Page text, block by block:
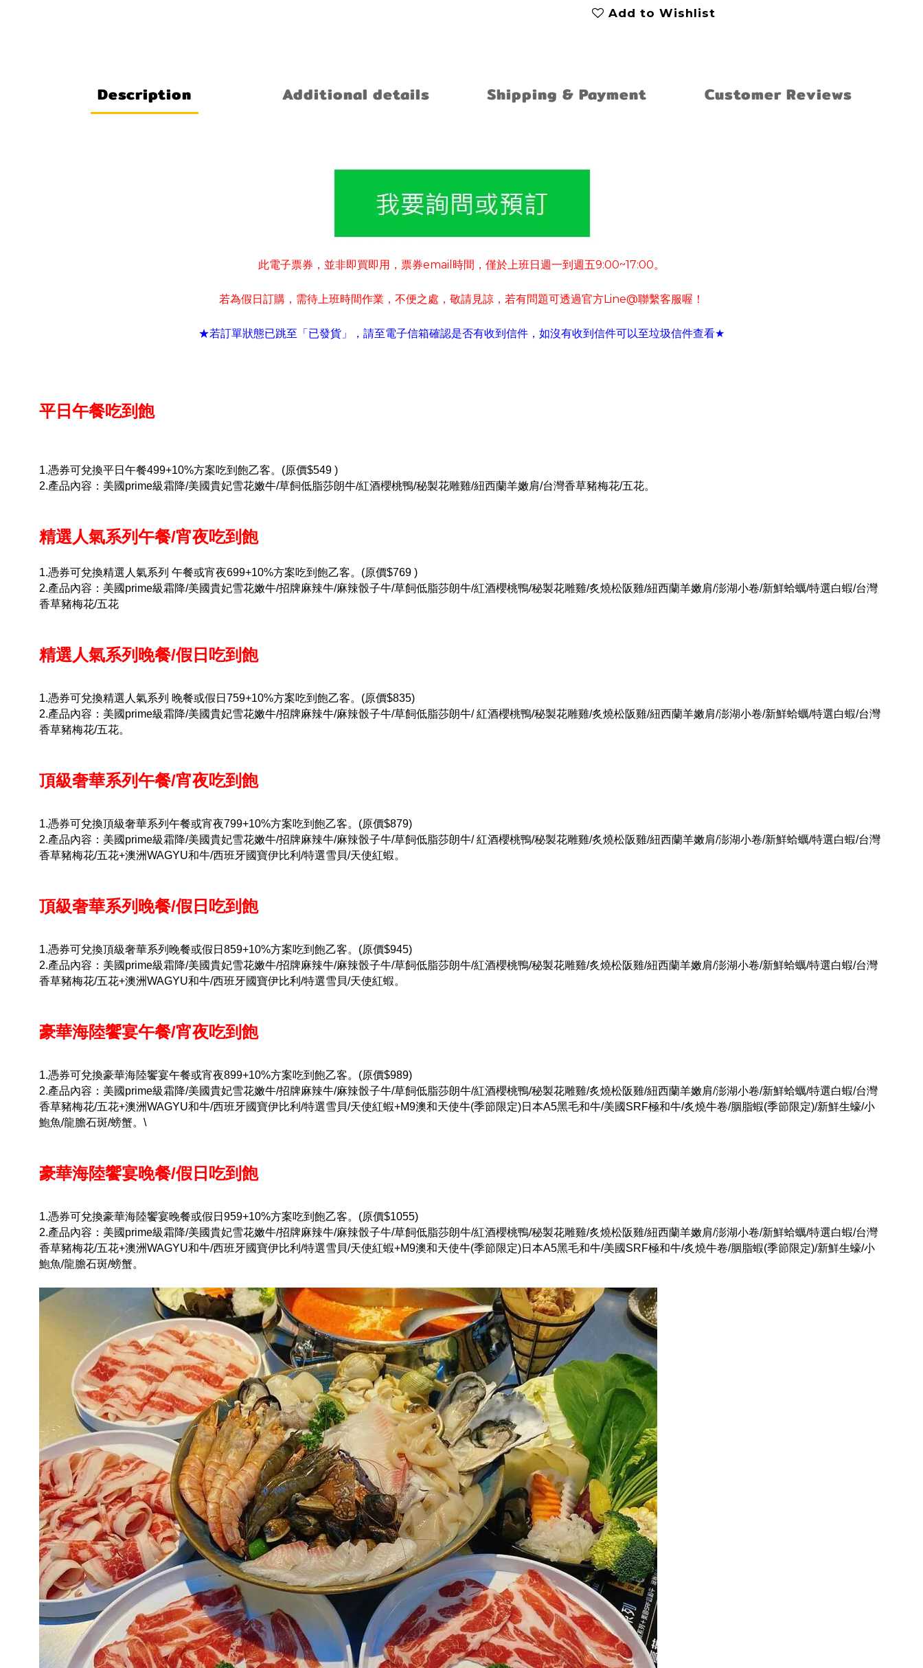
Add to Wishlist
Description Additional details Shipping & Payment Customer Reviews
此電子票券 ， 並非即買即用 ， 票券email 時間 ， 僅於上班日週一到週五9:00~17:00。
若為假日訂購 ， 需待上班時間作業 ， 不便之處 ， 敬請見諒 ， 若有問題可透過官方Line@聯繫客服喔！
★若訂單狀態已跳至「已發貨」 ， 請至電子信箱確認是否有收到信件 ， 如沒有收到信件可以至垃圾信件查看★
平日午餐吃到飽
1.憑券可兌換平日午餐499+10%方案吃到飽乙客。(原價$549 )
2.產品內容：美國prime級霜降/美國貴妃雪花嫩牛/草飼低脂莎朗牛/紅酒櫻桃鴨/秘製花雕雞/紐西蘭羊嫩肩/台灣香草豬梅花/五花。
精選人氣系列午餐/宵夜吃到飽
1.憑券可兌換精選人氣系列 午餐或宵夜699+10%方案吃到飽乙客。(原價$769 )
2.產品內容：美國prime級霜降/美國貴妃雪花嫩牛/招牌麻辣牛/麻辣骰子牛/草飼低脂莎朗牛/紅酒櫻桃鴨/秘製花雕雞/炙燒松阪雞/紐西蘭羊嫩肩/澎湖小卷/新鮮蛤蠣/特選白蝦/台灣
香草豬梅花/五花
精選人氣系列晚餐/假日吃到飽
1.憑券可兌換精選人氣系列 晚餐或假日759+10%方案吃到飽乙客。(原價$835)
2.產品內容：美國prime級霜降/美國貴妃雪花嫩牛/招牌麻辣牛/麻辣骰子牛/草飼低脂莎朗牛/ 紅酒櫻桃鴨/秘製花雕雞/炙燒松阪雞/紐西蘭羊嫩肩/澎湖小卷/新鮮蛤蠣/特選白蝦/台灣
香草豬梅花/五花。
頂級奢華系列午餐/宵夜吃到飽
1.憑券可兌換頂級奢華系列午餐或宵夜799+10%方案吃到飽乙客。(原價$879)
2.產品內容：美國prime級霜降/美國貴妃雪花嫩牛/招牌麻辣牛/麻辣骰子牛/草飼低脂莎朗牛/ 紅酒櫻桃鴨/秘製花雕雞/炙燒松阪雞/紐西蘭羊嫩肩/澎湖小卷/新鮮蛤蠣/特選白蝦/台灣
香草豬梅花/五花+澳洲WAGYU和牛/西班牙國寶伊比利/特選雪貝/天使紅蝦。
頂級奢華系列晚餐/假日吃到飽
1.憑券可兌換頂級奢華系列晚餐或假日859+10%方案吃到飽乙客。(原價$945)
2.產品內容：美國prime級霜降/美國貴妃雪花嫩牛/招牌麻辣牛/麻辣骰子牛/草飼低脂莎朗牛/紅酒櫻桃鴨/秘製花雕雞/炙燒松阪雞/紐西蘭羊嫩肩/澎湖小卷/新鮮蛤蠣/特選白蝦/台灣
香草豬梅花/五花+澳洲WAGYU和牛/西班牙國寶伊比利/特選雪貝/天使紅蝦。
豪華海陸饗宴午餐/宵夜吃到飽
1.憑券可兌換豪華海陸饗宴午餐或宵夜899+10%方案吃到飽乙客。(原價$989)
2.產品內容：美國prime級霜降/美國貴妃雪花嫩牛/招牌麻辣牛/麻辣骰子牛/草飼低脂莎朗牛/紅酒櫻桃鴨/秘製花雕雞/炙燒松阪雞/紐西蘭羊嫩肩/澎湖小卷/新鮮蛤蠣/特選白蝦/台灣
香草豬梅花/五花+澳洲WAGYU和牛/西班牙國寶伊比利/特選雪貝/天使紅蝦+M9澳和天使牛(季節限定)日本A5黑毛和牛/美國SRF極和牛/炙燒牛卷/胭脂蝦(季節限定)/新鮮生蠔/小
鮑魚/龍膽石斑/螃蟹。\
豪華海陸饗宴晚餐/假日吃到飽
1.憑券可兌換豪華海陸饗宴晚餐或假日959+10%方案吃到飽乙客。(原價$1055)
2.產品內容：美國prime級霜降/美國貴妃雪花嫩牛/招牌麻辣牛/麻辣骰子牛/草飼低脂莎朗牛/紅酒櫻桃鴨/秘製花雕雞/炙燒松阪雞/紐西蘭羊嫩肩/澎湖小卷/新鮮蛤蠣/特選白蝦/台灣
香草豬梅花/五花+澳洲WAGYU和牛/西班牙國寶伊比利/特選雪貝/天使紅蝦+M9澳和天使牛(季節限定)日本A5黑毛和牛/美國SRF極和牛/炙燒牛卷/胭脂蝦(季節限定)/新鮮生蠔/小
鮑魚/龍膽石斑/螃蟹。